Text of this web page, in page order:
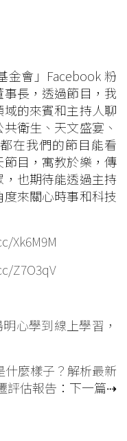
金會」Facebook 粉
長，透過節目，我
的來賓和主持人聊
衛生、天文盛宴、
在我們的節目能看
目，寓教於樂，傳
也期待能透過主持
來關心時事和科技
Xk6M9M
Z7O3qV
明心學到線上學習，
麼樣子？解析最新
評估報告 ：下一篇⇢